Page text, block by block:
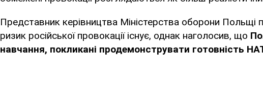
Представник керівництва Міністерства оборони Польщі
ризик російської провокації існує, однак наголосив, що
навчання, покликані продемонструвати готовність